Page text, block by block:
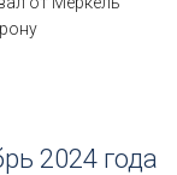
2024 года